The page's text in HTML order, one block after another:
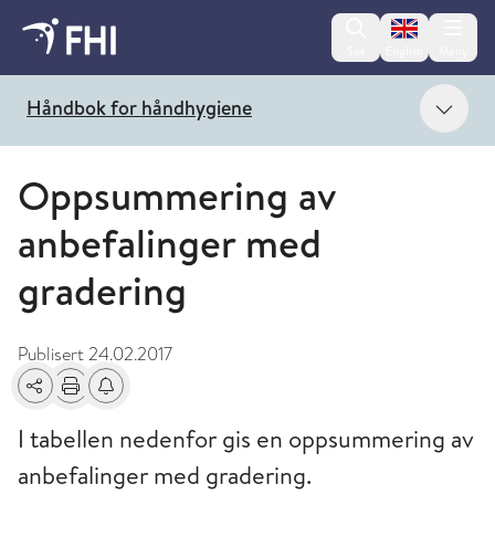
Change
Håndbok for håndhygiene Vis
Oppsummering av
anbefalinger med
gradering
Publisert24.02.2017
Del Skriv utFå varsel om endringer
I tabellen nedenfor gis en oppsummering av
anbefalinger med gradering.